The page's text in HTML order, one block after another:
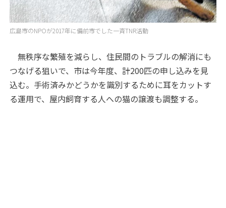
広島市のNPOが2017年に備前市でした一斉TNR活動
無秩序な繁殖を減らし、住民間のトラブルの解消にも
つなげる狙いで、市は今年度、計200匹の申し込みを見
込む。手術済みかどうかを識別するために耳をカットす
る運用で、屋内飼育する人への猫の譲渡も調整する。